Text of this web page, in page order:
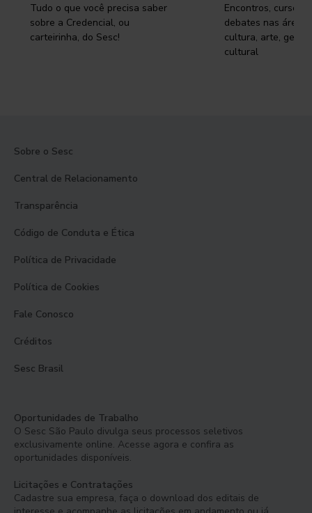
Tudo o que você precisa saber
sobre a Credencial, ou
carteirinha, do Sesc!
Encontros, cursos,
debates nas áreas
cultura, arte,
cultural
Sobre o Sesc
Central de Relacionamento
Transparência
Código de Conduta e Ética
Política de Privacidade
Política de Cookies
Fale Conosco
Créditos
Sesc Brasil
Oportunidades de Trabalho
O Sesc São Paulo divulga seus processos seletivos
exclusivamente online. Acesse agora e confira as
oportunidades disponíveis.
Licitações e Contratações
Cadastre sua empresa, faça o download dos editais de